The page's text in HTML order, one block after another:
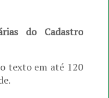
do Cadastro
texto em até 120